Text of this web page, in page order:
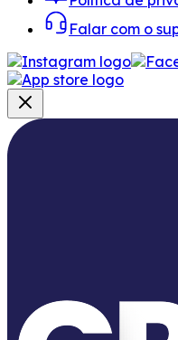
Falar com o